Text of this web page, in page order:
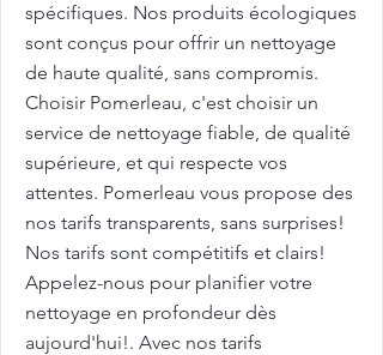
spécifiques. Nos produits écologiques
sont conçus pour offrir un nettoyage
de haute qualité, sans compromis.
Choisir Pomerleau, c'est choisir un
service de nettoyage fiable, de qualité
supérieure, et qui respecte vos
attentes. Pomerleau vous propose des
nos tarifs transparents, sans surprises!
Nos tarifs sont compétitifs et clairs!
Appelez-nous pour planifier votre
nettoyage en profondeur dès
aujourd'hui!. Avec nos tarifs